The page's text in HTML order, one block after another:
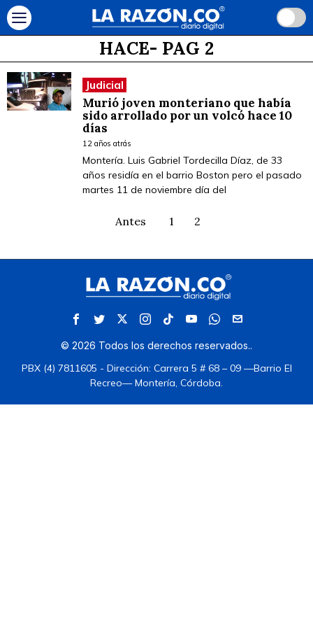
HACE- PAG 2
Judicial
Murió joven monteriano que había
sido arrollado por un volcó hace 10
días
12 años atrás
Montería. Luis Gabriel Tordecilla Díaz, de 33
años residía en el barrio Boston pero el pasado
martes 11 de noviembre día del
Antes 1 2
© 2026 Todos los derechos reservados..
PBX (4) 7811605 - Dirección: Carrera 5 # 68 – 09 —Barrio El
Recreo— Montería, Córdoba.